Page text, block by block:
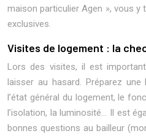
maison particulier Agen », vous
exclusives.
Visites de logement : la
Lors des visites, il est
laisser au hasard. Préparez
l’état général du logement, le
l’isolation, la luminosité… Il est
bonnes questions au bailleur